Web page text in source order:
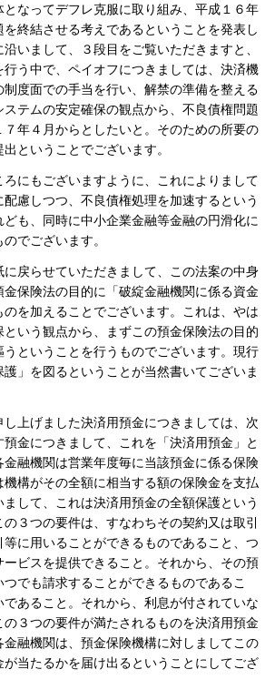
となってデフレ克服に取り組み、平成１６年
を終結させる考えであるということを発表し
いまして、３段目をご覧いただきますと、
行う中で、ペイオフにつきましては、決済機
度面での手当を行い、解禁の準備を整える
テムの安定確保の観点から、不良債権問題
年４月からとしたいと。そのための所要の
ということでございます。
ろにもございますように、これによりまして
慮しつつ、不良債権処理を加速するという
ども、同時に中小企業金融等金融の円滑化に
でございます。
に戻らせていただきまして、この法案の中身
保険法の目的に「破綻金融機関に係る資金
を加えることでございます。これは、やは
という観点から、まずこの預金保険法の目的
ということを行うものでございます。現行
」を図るということが当然書いてございま
し上げました決済用預金につきましては、次
金につきまして、これを「決済用預金」と
融機関は営業年度毎に当該預金に係る保険
構がその全額に相当する額の保険金を支払
して、これは決済用預金の全額保護という
３つの要件は、すなわちその契約又は取引
に用いることができるものであること、つ
ービスを提供できること。それから、その預
でも請求することができるものであるこ
であること。それから、利息が付されていな
３つの要件が満たされるものを決済用預金
金融機関は、預金保険機構に対しましてこの
当たるかを届け出るということにしてござ